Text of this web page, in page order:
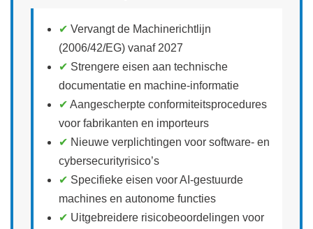
✔ Vervangt de Machinerichtlijn
(2006/42/EG) vanaf 2027
✔ Strengere eisen aan technische
documentatie en machine‑informatie
✔ Aangescherpte conformiteitsprocedures
voor fabrikanten en importeurs
✔ Nieuwe verplichtingen voor software‑ en
cybersecurityrisico’s
✔ Specifieke eisen voor AI‑gestuurde
machines en autonome functies
✔ Uitgebreidere risicobeoordelingen voor